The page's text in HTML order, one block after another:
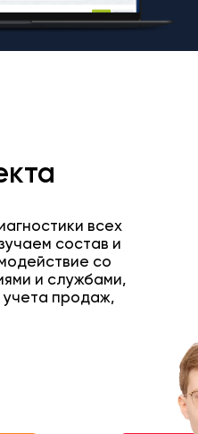
всех
состав и
со
и службами,
учета продаж,